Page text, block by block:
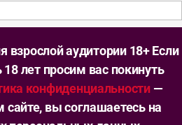
взрослой аудитории 18+ Если
лет просим вас покинуть
конфиденциальности—
сайте, вы соглашаетесь на